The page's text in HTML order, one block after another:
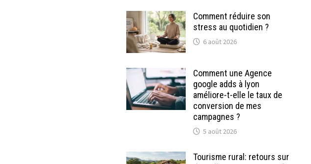
Comment réduire son
stress au quotidien ?
6 août 2026
Comment une Agence
google adds à lyon
améliore-t-elle le taux de
conversion de mes
campagnes ?
5 août 2026
Tourisme rural: retours sur